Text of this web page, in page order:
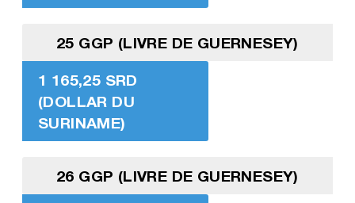
25 GGP (LIVRE DE GUERNESEY)
1 165,25 SRD
(DOLLAR DU
SURINAME)
26 GGP (LIVRE DE GUERNESEY)